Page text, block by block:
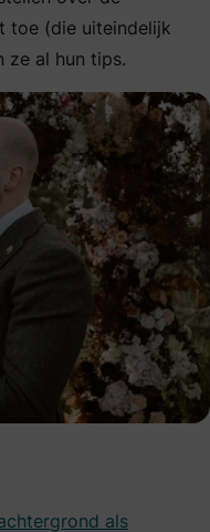
toe (die uiteindelijk
ze al hun tips.
als